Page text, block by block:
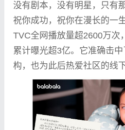
没有剧本，没有明星，只有
祝你成功，祝你在漫长的一
TVC全网播放量超2600万次
累计曝光超3亿。它准确击
构，也为此后热爱社区的线